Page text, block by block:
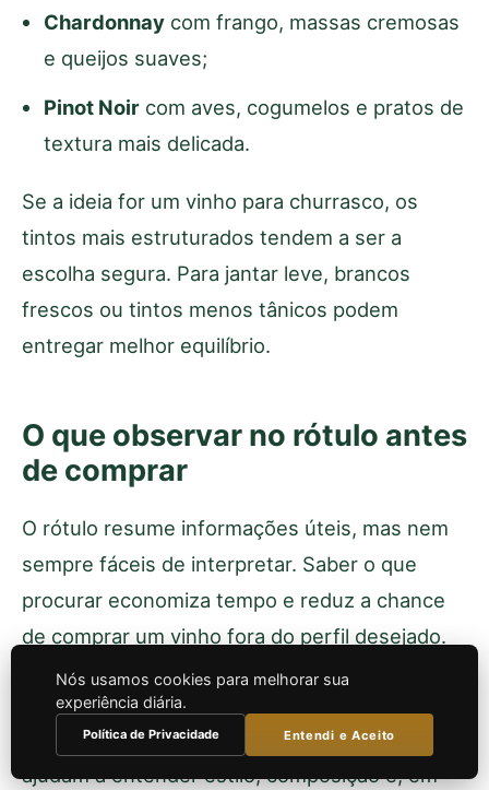
Chardonnay com frango, massas cremosas
e queijos suaves;
Pinot Noir com aves, cogumelos e pratos de
textura mais delicada.
Se a ideia for um vinho para churrasco, os
tintos mais estruturados tendem a ser a
escolha segura. Para jantar leve, brancos
frescos ou tintos menos tânicos podem
entregar melhor equilíbrio.
O que observar no rótulo antes
de comprar
O rótulo resume informações úteis, mas nem
sempre fáceis de interpretar. Saber o que
procurar economiza tempo e reduz a chance
de comprar um vinho fora do perfil desejado.
Alguns termos aparecem com frequência em
vinhos chilenos e merecem atenção. Eles
ajudam a entender estilo, composição e, em
Nós usamos cookies para melhorar sua
experiência diária.
Política de Privacidade Entendi e Aceito